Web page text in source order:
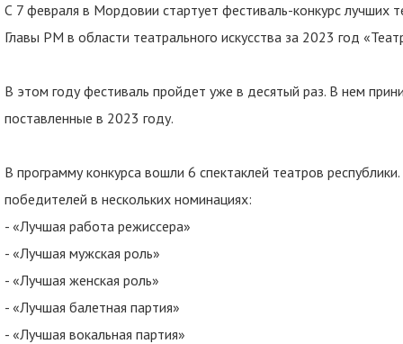
С 7 февраля в Мордовии стартует фестиваль-конкурс лучших
Главы РМ в области театрального искусства за 2023 год
В этом году фестиваль пройдет уже в десятый раз. В нем
поставленные в 2023 году.
В программу конкурса вошли 6 спектаклей театров
победителей в нескольких номинациях:
- «Лучшая работа режиссера»
- «Лучшая мужская роль»
- «Лучшая женская роль»
- «Лучшая балетная партия»
- «Лучшая вокальная партия»